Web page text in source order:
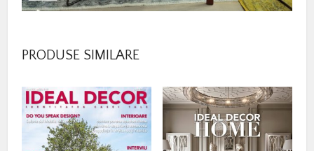
PRODUSE SIMILARE